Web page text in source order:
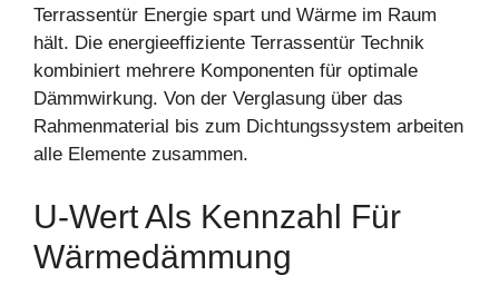
Terrassentür Energie spart und Wärme im Raum
hält. Die energieeffiziente Terrassentür Technik
kombiniert mehrere Komponenten für optimale
Dämmwirkung. Von der Verglasung über das
Rahmenmaterial bis zum Dichtungssystem arbeiten
alle Elemente zusammen.
U-Wert Als Kennzahl Für
Wärmedämmung